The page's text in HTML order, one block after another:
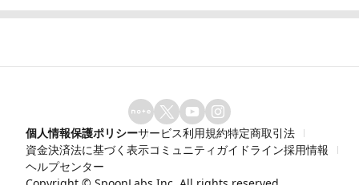
個人情報保護ポリシーサービス利用規約特定商取引法
資金決済法に基づく表示コミュニティガイドライン採用情報
ヘルプセンター